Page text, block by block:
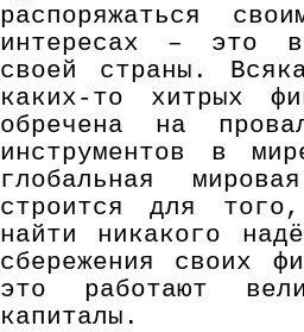
распоряжаться
интересах – это
своей страны.
каких-то хитрых
обречена на
инструментов в
глобальная
строится для
найти никакого
сбережения своих
это работают
капиталы.